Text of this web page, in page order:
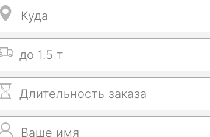
Куда
тип машины
заказа
имя
Ваше имя